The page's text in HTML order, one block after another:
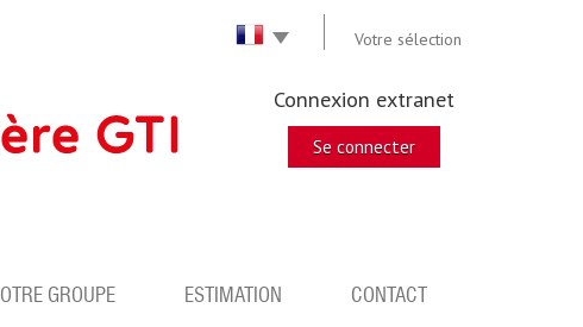
Votre sélection
Connexion extranet
Se connecter
NOTRE GROUPE ESTIMATION CONTACT